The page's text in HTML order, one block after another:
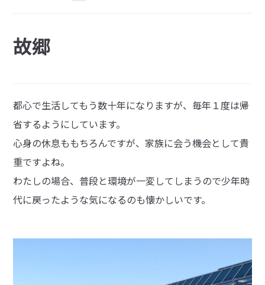
故郷
都心で生活してもう数十年になりますが、毎年１度は帰
省するようにしています。
心身の休息ももちろんですが、家族に会う機会として貴
重ですよね。
わたしの場合、普段と環境が一変してしまうので少年時
代に戻ったような気になるのも懐かしいです。